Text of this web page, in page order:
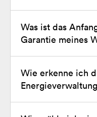
Sie können ihn
Was ist das
Garantie meines
Das
beiden folgenden
Erstinstallation
Versanddatum.
Wie erkenne ich